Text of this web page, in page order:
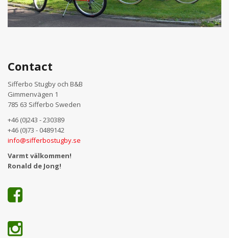
Contact
Sifferbo Stugby och B&B
Gimmenvägen 1
785 63 Sifferbo Sweden
+46 (0)243 - 230389
+46 (0)73 - 0489142
info@sifferbostugby.se
Varmt välkommen!
Ronald de Jong!